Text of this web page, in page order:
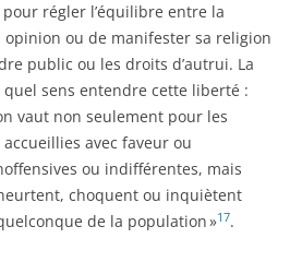
régler l’équilibre entre la
opinion ou de manifester sa religion
public ou les droits d’autrui. La
quel sens entendre cette liberté :
vaut non seulement pour les
avec faveur ou
ou indifférentes, mais
choquent ou inquiètent
de la population »17.